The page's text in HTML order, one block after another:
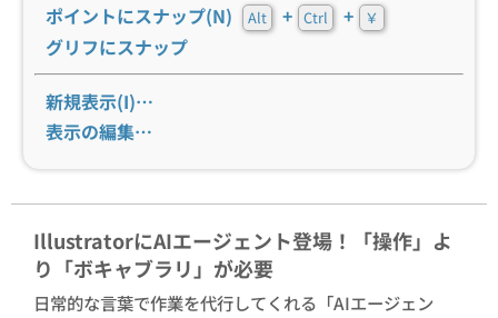
ポイントにスナップ(N)
Alt + Ctrl + ￥
グリフにスナップ
新規表示(I)…
表示の編集…
IllustratorにAIエージェント登場！「操作」よ
り「ボキャブラリ」が必要
日常的な言葉で作業を代行してくれる「AIエージェン